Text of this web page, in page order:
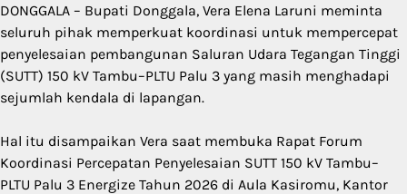
DONGGALA – Bupati Donggala, Vera Elena Laruni meminta
seluruh pihak memperkuat koordinasi untuk mempercepat
penyelesaian pembangunan Saluran Udara Tegangan Tinggi
(SUTT) 150 kV Tambu–PLTU Palu 3 yang masih menghadapi
sejumlah kendala di lapangan.
Hal itu disampaikan Vera saat membuka Rapat Forum
Koordinasi Percepatan Penyelesaian SUTT 150 kV Tambu–
PLTU Palu 3 Energize Tahun 2026 di Aula Kasiromu, Kantor